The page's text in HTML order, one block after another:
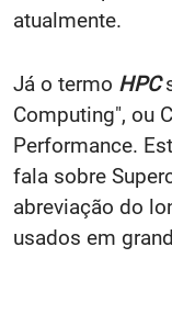
atualmente.
Já o termo HPC
Computing", ou
Performance.
fala sobre
abreviação do
usados em